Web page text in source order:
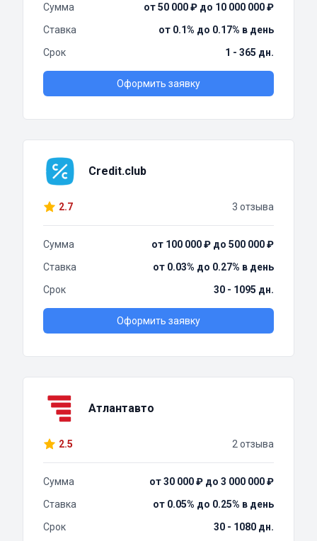
Сумма
от 50 000 ₽ до 10 000 000 ₽
Ставка
от 0.1% до 0.17% в день
Срок
1 - 365 дн.
Оформить заявку
Credit.club
2.7 3 отзыва
Сумма
от 100 000 ₽ до 500 000 ₽
Ставка
от 0.03% до 0.27% в день
Срок
30 - 1095 дн.
Оформить заявку
Атлантавто
2.5 2 отзыва
Сумма
от 30 000 ₽ до 3 000 000 ₽
Ставка
от 0.05% до 0.25% в день
Срок
30 - 1080 дн.